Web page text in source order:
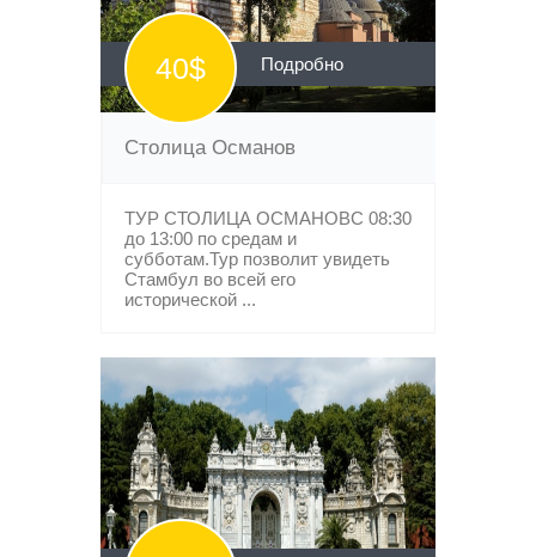
40$ Подробно
Столица Османов
ТУР СТОЛИЦА ОСМАНОВС 08:30
до 13:00 по средам и
субботам.Тур позволит увидеть
Стамбул во всей его
исторической ...